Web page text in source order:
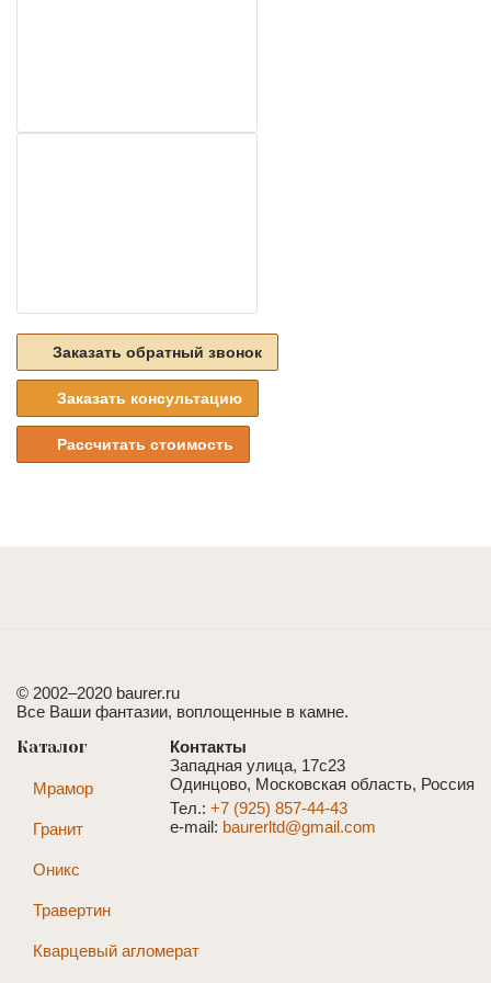
м. Юго-Западная
Балашиха. Оникс с подсветкой.
Улица Косыгина
Заказать обратный звонок
Заказать консультацию
Рассчитать стоимость
© 2002–2020 baurer.ru
Все Ваши фантазии, воплощенные в камне.
Контакты
Западная улица, 17с23
Одинцово, Московская область, Россия
Тел.: +7 (925) 857-44-43
e-mail: baurerltd@gmail.com
Каталог
Мрамор
Гранит
Оникс
Травертин
Кварцевый агломерат